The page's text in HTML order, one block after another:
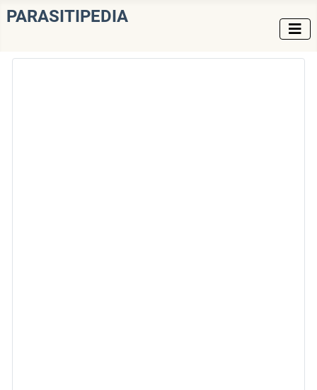
PARASITIPEDIA